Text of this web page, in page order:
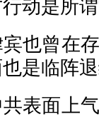
动是所
也曾在
是临阵退
表面上